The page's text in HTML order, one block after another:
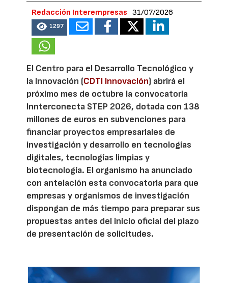
Redacción Interempresas 31/07/2026
1297
El Centro para el Desarrollo Tecnológico y
la Innovación (CDTI Innovación) abrirá el
próximo mes de octubre la convocatoria
Innterconecta STEP 2026, dotada con 138
millones de euros en subvenciones para
financiar proyectos empresariales de
investigación y desarrollo en tecnologías
digitales, tecnologías limpias y
biotecnología. El organismo ha anunciado
con antelación esta convocatoria para que
empresas y organismos de investigación
dispongan de más tiempo para preparar sus
propuestas antes del inicio oficial del plazo
de presentación de solicitudes.